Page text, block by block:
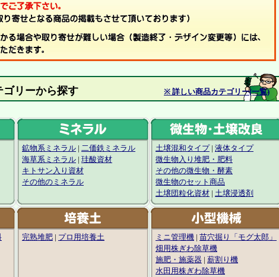
材カテゴリーから探す ※ 詳しい商品カテゴリー(一覧)
鉱物系ミネラル
二価鉄ミネラル
海草系ミネラル
珪酸資材
キトサン入り資材
その他のミネラル
土壌混和タイプ
液体タイプ
微生物入り堆肥・肥料
その他の微生物・酵素
微生物のセット商品
土壌団粒化資材
土壌浸透剤
完熟堆肥 プロ用培養土 ミニ管理機
苗穴掘り「モグ太郎」
畑用株ぎわ除草機
施肥・施薬器
薪割り機
水田用株ぎわ除草機